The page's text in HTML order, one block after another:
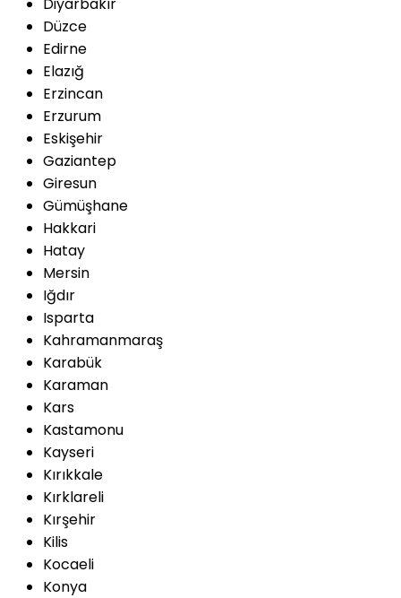
Düzce
Edirne
Elazığ
Erzincan
Erzurum
Eskişehir
Gaziantep
Giresun
Gümüşhane
Hakkari
Hatay
Mersin
Iğdır
Isparta
Kahramanmaraş
Karabük
Karaman
Kars
Kastamonu
Kayseri
Kırıkkale
Kırklareli
Kırşehir
Kilis
Kocaeli
Konya